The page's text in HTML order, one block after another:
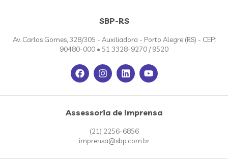
SBP-RS
Av. Carlos Gomes, 328/305 - Auxiliadora - Porto Alegre (RS) - CEP:
90480-000 • 51 3328-9270 / 9520
Assessoria de Imprensa
(21) 2256-6856
imprensa@sbp.com.br